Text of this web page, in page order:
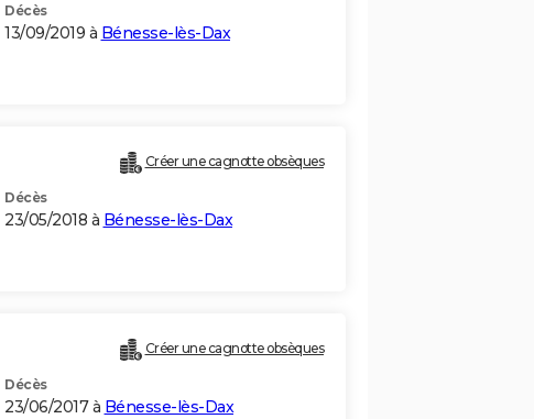
Décès
13/09/2019 à Bénesse-lès-Dax
Créer une cagnotte obsèques
Décès
23/05/2018 à Bénesse-lès-Dax
Créer une cagnotte obsèques
Décès
23/06/2017 à Bénesse-lès-Dax